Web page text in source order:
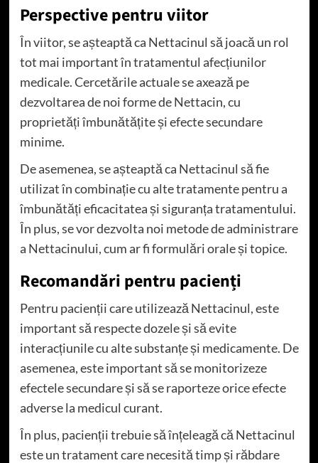
Perspective pentru viitor
În viitor, se așteaptă ca Nettacinul să joacă un rol
tot mai important în tratamentul afecțiunilor
medicale. Cercetările actuale se axează pe
dezvoltarea de noi forme de Nettacin, cu
proprietăți îmbunătățite și efecte secundare
minime.
De asemenea, se așteaptă ca Nettacinul să fie
utilizat în combinație cu alte tratamente pentru a
îmbunătăți eficacitatea și siguranța tratamentului.
În plus, se vor dezvolta noi metode de administrare
a Nettacinului, cum ar fi formulări orale și topice.
Recomandări pentru pacienți
Pentru pacienții care utilizează Nettacinul, este
important să respecte dozele și să evite
interacțiunile cu alte substanțe și medicamente. De
asemenea, este important să se monitorizeze
efectele secundare și să se raporteze orice efecte
adverse la medicul curant.
În plus, pacienții trebuie să înțeleagă că Nettacinul
este un tratament care necesită timp și răbdare